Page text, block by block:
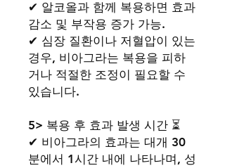
✔ 알코올과 함께 복용하면 효과
감소 및 부작용 증가 가능.
✔ 심장 질환이나 저혈압이 있는
경우, 비아그라는 복용을 피하
거나 적절한 조정이 필요할 수
있습니다.
5> 복용 후 효과 발생 시간 ⏳
✔ 비아그라의 효과는 대개 30
분에서 1시간 내에 나타나며, 성